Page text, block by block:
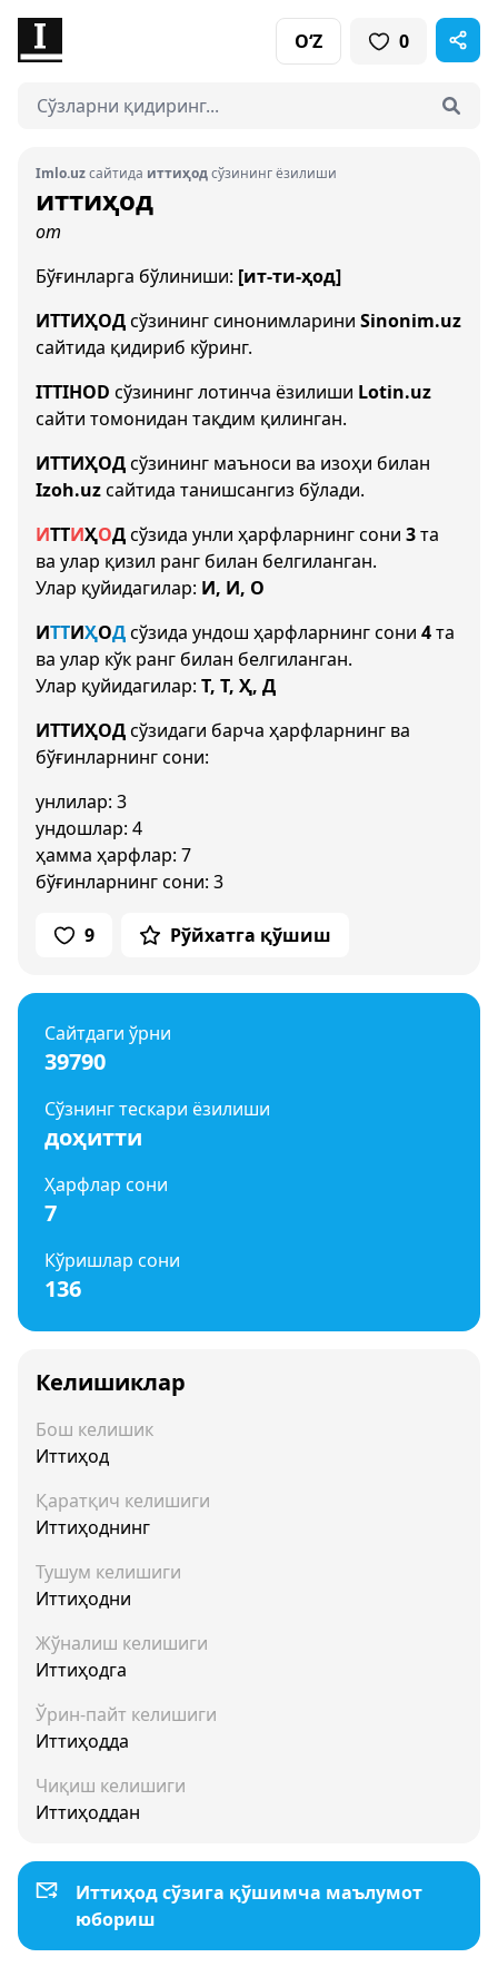
O‘Z 0
Imlo.uzсайтида иттиҳодсўзининг ёзилиши
иттиҳод
от
Бўғинларга бўлиниши: [ит-ти-ҳод]
ИТТИҲОДсўзининг синонимларини Sinonim.uz
сайтида қидириб кўринг.
ITTIHOD сўзининг лотинча ёзилиши Lotin.uz
сайти томонидан тақдим қилинган.
ИТТИҲОДсўзининг маъноси ва изоҳи билан
Izoh.uzсайтида танишсангиз бўлади.
ИТТИҲОДсўзида унли ҳарфларнинг сони 3та
ва улар қизил ранг билан белгиланган.
Улар қуйидагилар: И, И, О
ИТТИҲОДсўзида ундош ҳарфларнинг сони 4та
ва улар кўк ранг билан белгиланган.
Улар қуйидагилар: Т, Т, Ҳ, Д
ИТТИҲОДсўзидаги барча ҳарфларнинг ва
бўғинларнинг сони:
унлилар: 3
ундошлар: 4
ҳамма ҳарфлар: 7
бўғинларнинг сони: 3
9 Рўйхатга қўшиш
Сайтдаги ўрни
39790
Сўзнинг тескари ёзилиши
доҳитти
Ҳарфлар сони
7
Кўришлар сони
136
Келишиклар
Бош келишик
Иттиҳод
Қаратқич келишиги
Иттиҳоднинг
Тушум келишиги
Иттиҳодни
Жўналиш келишиги
Иттиҳодга
Ўрин-пайт келишиги
Иттиҳодда
Чиқиш келишиги
Иттиҳоддан
Иттиҳод сўзига қўшимча маълумот
юбориш